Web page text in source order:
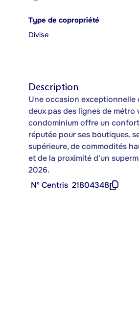
Type de copropriété
Divise
Description
Une occasion exceptionnelle
deux pas des lignes de
condominium offre un
réputée pour ses boutiques,
supérieure, de commodités
et de la proximité d'un
2026.
Nº Centris 21804348